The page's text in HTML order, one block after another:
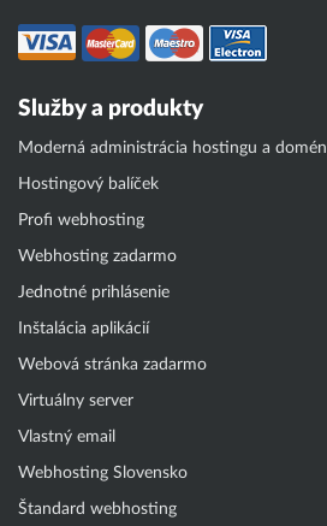
Služby a produkty
Moderná administrácia hostingu a domén
Hostingový balíček
Profi webhosting
Webhosting zadarmo
Jednotné prihlásenie
Inštalácia aplikácií
Webová stránka zadarmo
Virtuálny server
Vlastný email
Webhosting Slovensko
Štandard webhosting